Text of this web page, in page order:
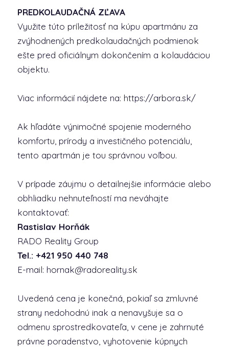
PREDKOLAUDAČNÁ ZĽAVA
Využite túto príležitosť na kúpu apartmánu za
zvýhodnených predkolaudačných podmienok
ešte pred oficiálnym dokončením a kolaudáciou
objektu.
Viac informácií nájdete na: https://arbora.sk/
Ak hľadáte výnimočné spojenie moderného
komfortu, prírody a investičného potenciálu,
tento apartmán je tou správnou voľbou.
V prípade záujmu o detailnejšie informácie alebo
obhliadku nehnuteľností ma neváhajte
kontaktovať:
Rastislav Horňák
RADO Reality Group
Tel.: +421 950 440 748
E-mail: hornak@radoreality.sk
Uvedená cena je konečná, pokiaľ sa zmluvné
strany nedohodnú inak a nenavyšuje sa o
odmenu sprostredkovateľa, v cene je zahrnuté
právne poradenstvo, vyhotovenie kúpnych